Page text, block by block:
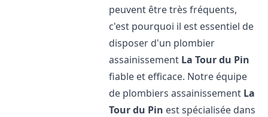
peuvent être très fréquents,
c'est pourquoi il est essentiel de
disposer d'un plombier
assainissement La Tour du Pin
fiable et efficace. Notre équipe
de plombiers assainissement La
Tour du Pin est spécialisée dans